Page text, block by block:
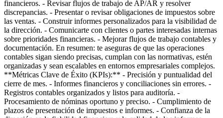
financieros. - Revisar flujos de trabajo de AP/AR y resolver
discrepancias. - Presentar o revisar obligaciones de impuestos sobre
las ventas. - Construir informes personalizados para la visibilidad de
la dirección. - Comunicarte con clientes o partes interesadas internas
sobre prioridades financieras. - Mejorar flujos de trabajo contables y
documentación. En resumen: te aseguras de que las operaciones
contables sigan siendo precisas, cumplan con las normativas, estén
organizadas y sean escalables en entornos empresariales complejos.
**Métricas Clave de Éxito (KPIs):** - Precisión y puntualidad del
cierre de mes. - Informes financieros y conciliaciones sin errores. -
Registros contables organizados y listos para auditoría. -
Procesamiento de nóminas oportuno y preciso. - Cumplimiento de
plazos de presentación de impuestos e informes. - Confianza de la